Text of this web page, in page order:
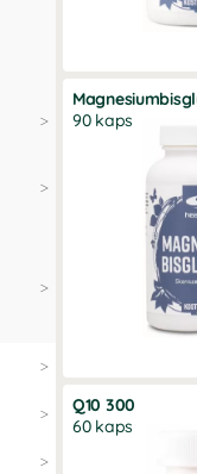
90 kaps
Q10 300
60 kaps